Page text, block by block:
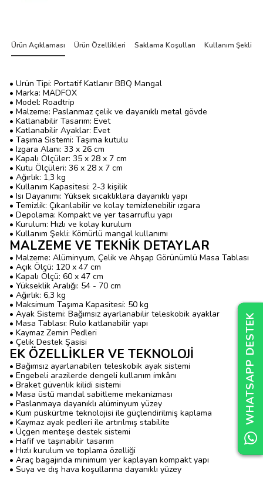
Ürün Açıklaması Ürün Özellikleri Saklama Koşulları Kullanım Şekli
• Ürün Tipi: Portatif Katlanır BBQ Mangal
• Marka: MADFOX
• Model: Roadtrip
• Malzeme: Paslanmaz çelik ve dayanıklı metal gövde
• Katlanabilir Tasarım: Evet
• Katlanabilir Ayaklar: Evet
• Taşıma Sistemi: Taşıma kutulu
• Izgara Alanı: 33 x 26 cm
• Kapalı Ölçüler: 35 x 28 x 7 cm
• Kutu Ölçüleri: 36 x 28 x 7 cm
• Ağırlık: 1,3 kg
• Kullanım Kapasitesi: 2-3 kişilik
• Isı Dayanımı: Yüksek sıcaklıklara dayanıklı yapı
• Temizlik: Çıkarılabilir ve kolay temizlenebilir ızgara
• Depolama: Kompakt ve yer tasarruflu yapı
• Kurulum: Hızlı ve kolay kurulum
• Kullanım Şekli: Kömürlü mangal kullanımı
MALZEME VE TEKNİK DETAYLAR
• Malzeme: Alüminyum, Çelik ve Ahşap Görünümlü Masa Tablası
• Açık Ölçü: 120 x 47 cm
• Kapalı Ölçü: 60 x 47 cm
• Yükseklik Aralığı: 54 - 70 cm
• Ağırlık: 6,3 kg
• Maksimum Taşıma Kapasitesi: 50 kg
• Ayak Sistemi: Bağımsız ayarlanabilir teleskobik ayaklar
• Masa Tablası: Rulo katlanabilir yapı
• Kaymaz Zemin Pedleri
• Çelik Destek Şasisi
EK ÖZELLİKLER VE TEKNOLOJİ
• Bağımsız ayarlanabilen teleskobik ayak sistemi
• Engebeli arazilerde dengeli kullanım imkânı
• Braket güvenlik kilidi sistemi
• Masa üstü mandal sabitleme mekanizması
• Paslanmaya dayanıklı alüminyum yüzey
• Kum püskürtme teknolojisi ile güçlendirilmiş kaplama
• Kaymaz ayak pedleri ile artırılmış stabilite
• Üçgen menteşe destek sistemi
• Hafif ve taşınabilir tasarım
• Hızlı kurulum ve toplama özelliği
• Araç bagajında minimum yer kaplayan kompakt yapı
• Suya ve dış hava koşullarına dayanıklı yüzey
WHATSAPP DESTEK
WHATSAPP DESTEK
WHATSAPP DESTEK